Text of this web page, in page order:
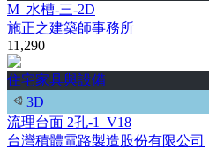
M_水槽-三-2D
施正之建築師事務所
11,290
住宅家具與設備
3D
流理台面 2孔-1_V18
台灣積體電路製造股份有限公司